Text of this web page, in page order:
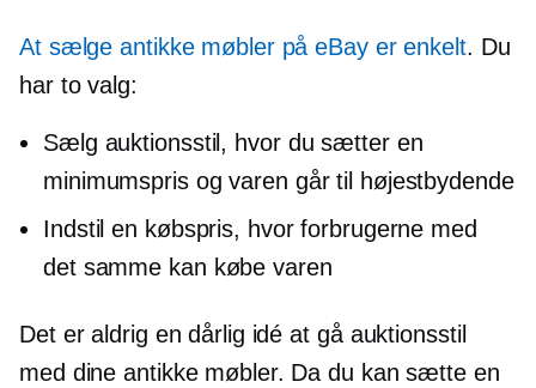
At sælge antikke møbler på eBay er enkelt. Du
har to valg:
Sælg auktionsstil, hvor du sætter en
minimumspris og varen går til højestbydende
Indstil en købspris, hvor forbrugerne med
det samme kan købe varen
Det er aldrig en dårlig idé at gå auktionsstil
med dine antikke møbler. Da du kan sætte en